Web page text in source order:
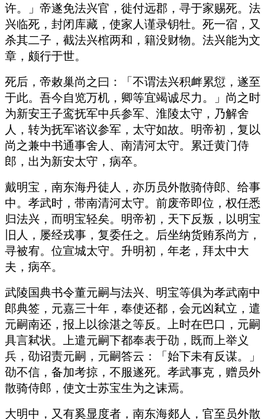
许。」帝遂免法兴官，徙付远郡，寻于家赐死。法
兴临死，封闭库藏，使家人谨录钥牡。死一宿，又
杀其二子，截法兴棺两和，籍没财物。法兴能为文
章，颇行于世。
死后，帝敕巢尚之曰：「不谓法兴积衅累愆，遂至
于此。吾今自览万机，卿等宜竭诚尽力。」尚之时
为新安王子鸾抚军中兵参军、淮陵太守，乃解舍
人，转为抚军谘议参军，太守如故。明帝初，复以
尚之兼中书通事舍人、南清河太守。累迁黄门侍
郎，出为新安太守，病卒。
戴明宝，南东海丹徒人，亦历员外散骑侍郎、给事
中。孝武时，带南清河太守。前废帝即位，权任悉
归法兴，而明宝轻矣。明帝初，天下反叛，以明宝
旧人，屡经戎事，复委任之。后坐纳货贿系尚方，
寻被宥。位宣城太守。升明初，年老，拜太中大
夫，病卒。
武陵国典书令董元嗣与法兴、明宝等俱为孝武南中
郎典签，元嘉三十年，奉使还都，会元凶弒立，遣
元嗣南还，报上以徐湛之等反。上时在巴口，元嗣
具言弒状。上遣元嗣下都奉表于劭，既而上举义
兵，劭诏责元嗣，元嗣答云：「始下未有反谋。」
劭不信，备加考掠，不服遂死。孝武事克，赠员外
散骑侍郎，使文士苏宝生为之诔焉。
大明中，又有奚显度者，南东海郯人，官至员外散